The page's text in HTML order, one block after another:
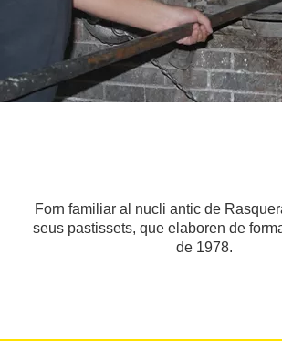
Forn familiar al nucli antic de
seus pastissets, que elaboren de
de 1978.